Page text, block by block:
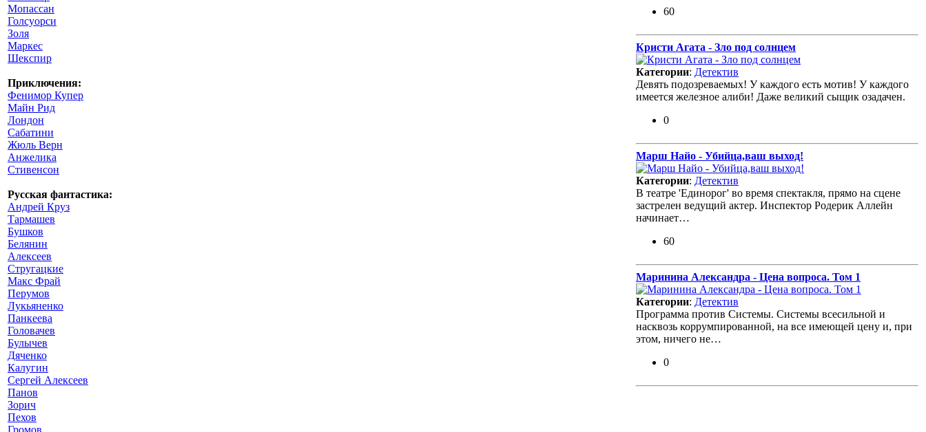
Мопассан
Голсуорси
Золя
Маркес
Шекспир
Приключения:
Фенимор Купер
Майн Рид
Лондон
Сабатини
Жюль Верн
Анжелика
Стивенсон
Русская фантастика:
Андрей Круз
Тармашев
Бушков
Белянин
Алексеев
Стругацкие
Макс Фрай
Перумов
Лукьяненко
Панкеева
Головачев
Булычев
Дяченко
Калугин
Сергей Алексеев
Панов
Зорич
Пехов
Громов
60
Кристи Агата - Зло под солнцем
Категории: Детектив
Девять подозреваемых! У каждого есть мотив! У каждого
имеется железное алиби! Даже великий сыщик озадачен.
0
Марш Найо - Убийца,ваш выход!
Категории: Детектив
В театре 'Единорог' во время спектакля, прямо на сцене
застрелен ведущий актер. Инспектор Родерик Аллейн
начинает…
60
Маринина Александра - Цена вопроса. Том 1
Категории: Детектив
Программа против Системы. Системы всесильной и
насквозь коррумпированной, на все имеющей цену и, при
этом, ничего не…
0